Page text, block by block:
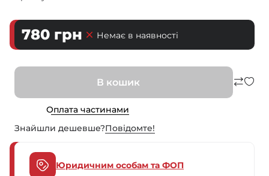
780 грн Немає в наявності
В кошик
Оплата частинами
Знайшли дешевше?Повiдомте!
Юридичним особам та ФОП